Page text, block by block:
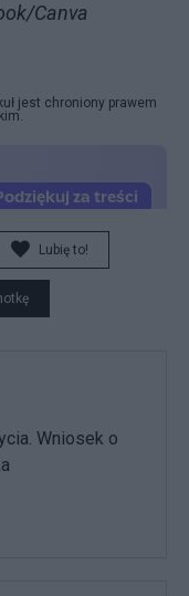
Canva
jest chroniony prawem
Lubię to!
Wniosek o